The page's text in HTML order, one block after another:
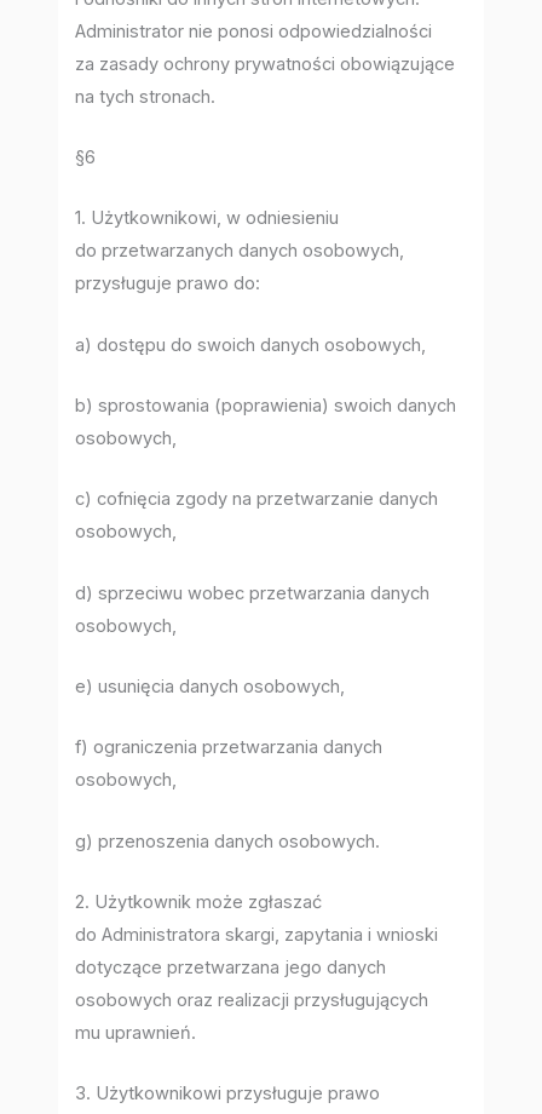
Administrator nie ponosi odpowiedzialności
za zasady ochrony prywatności obowiązujące
na tych stronach.
§6
1. Użytkownikowi, w odniesieniu
do przetwarzanych danych osobowych,
przysługuje prawo do:
a) dostępu do swoich danych osobowych,
b) sprostowania (poprawienia) swoich danych
osobowych,
c) cofnięcia zgody na przetwarzanie danych
osobowych,
d) sprzeciwu wobec przetwarzania danych
osobowych,
e) usunięcia danych osobowych,
f) ograniczenia przetwarzania danych
osobowych,
g) przenoszenia danych osobowych.
2. Użytkownik może zgłaszać
do Administratora skargi, zapytania i wnioski
dotyczące przetwarzana jego danych
osobowych oraz realizacji przysługujących
mu uprawnień.
3. Użytkownikowi przysługuje prawo